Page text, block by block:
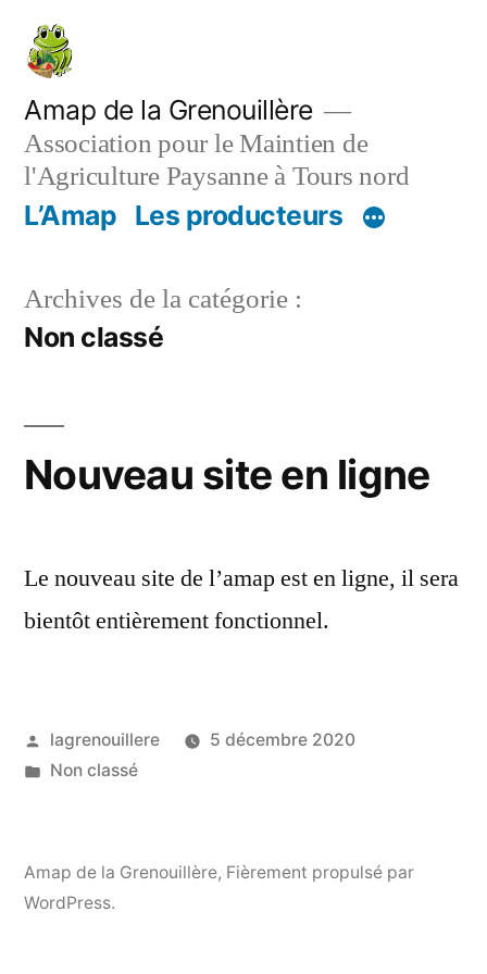
Aller
contenu
Amap de la Grenouillère
Association pour le Maintien de
l'Agriculture Paysanne à Tours nord
L’Amap Les producteurs
Archives de la catégorie :
Non classé
Nouveau site en ligne
Le nouveau site de l’amap est en ligne, il sera
bientôt entièrement fonctionnel.
Publié
par
lagrenouillere
5 décembre 2020
Publié
Non classé
Amap de la Grenouillère, Fièrement propulsé par
WordPress.